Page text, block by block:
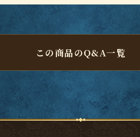
この商品のQ&A一覧